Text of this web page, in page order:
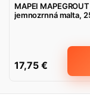
MAPEI
jemnozrnná malta,
17,75 €